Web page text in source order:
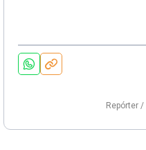
Repórter /